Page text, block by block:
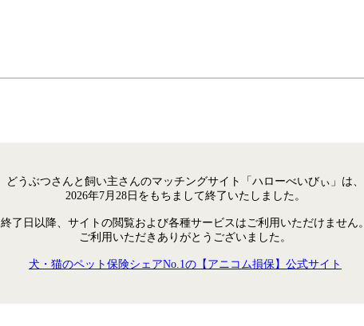
どうぶつさんと飼い主さんのマッチングサイト「ハローべいびぃ」は、
2026年7月28日をもちまして終了いたしました。
終了日以降、サイトの閲覧および各種サービスはご利用いただけません
ご利用いただきありがとうございました。
犬・猫のペット保険シェアNo.1の【アニコム損保】公式サイト